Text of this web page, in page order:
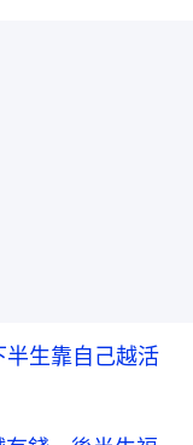
生靠自己越活